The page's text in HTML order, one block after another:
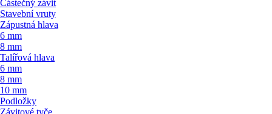
Částečný závit
Stavební vruty
Zápustná hlava
6 mm
8 mm
Talířová hlava
6 mm
8 mm
10 mm
Podložky
Závitové tyče